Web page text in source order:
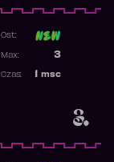
3.
Ost:
3
Max:
msc
Czas: